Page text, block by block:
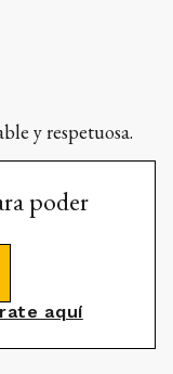
y respetuosa.
poder
aquí